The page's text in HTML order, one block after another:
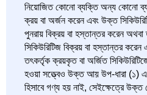
নিয়োজিত কোনো ব্যক্তি অন্য কোনো
ক্রয় বা অর্জন করেন এবং উক্ত
পুনরায় বিক্রয় বা হস্তান্তর করেন অথবা
সিকিউরিটিজ বিক্রয় বা হস্তান্তর
তৎকর্তৃক ক্রয়কৃত বা অর্জিত
হওয়া সত্ত্বেও উক্ত আয় উপ-ধারা (১) এর
হিসাবে গণ্য হয় নাই, সেইক্ষেত্রে